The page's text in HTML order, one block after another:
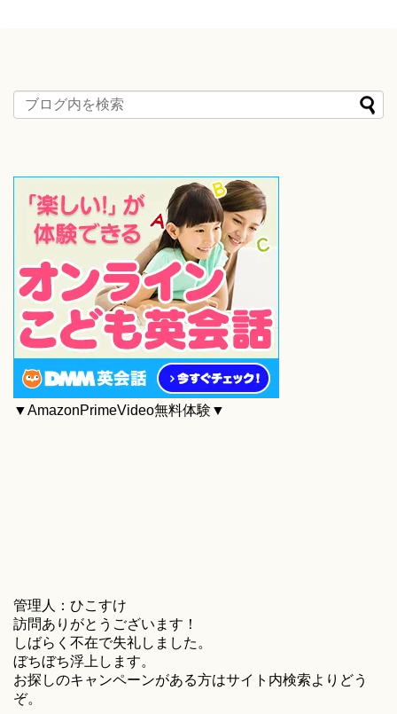
▼AmazonPrimeVideo無料体験▼
管理人：ひこすけ
訪問ありがとうございます！
しばらく不在で失礼しました。
ぼちぼち浮上します。
お探しのキャンペーンがある方はサイト内検索よりどう
ぞ。